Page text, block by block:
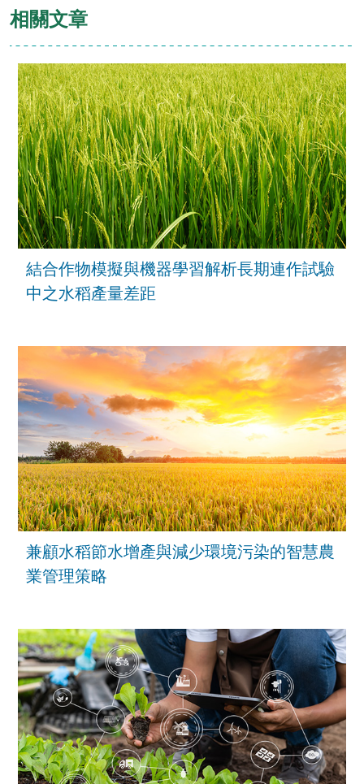
相關文章
結合作物模擬與機器學習解析長期連作試驗
中之水稻產量差距
兼顧水稻節水增產與減少環境污染的智慧農
業管理策略